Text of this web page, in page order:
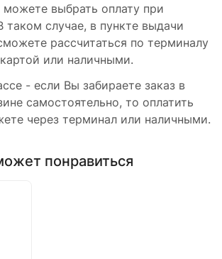
выбрать оплату при
таком случае, в пункте выдачи
рассчитаться по терминалу
или наличными.
- если Вы забираете заказ в
самостоятельно, то оплатить
через терминал или наличными.
понравиться